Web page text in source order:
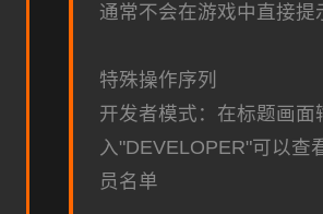
通常不会在游戏中直接提
特殊操作序列
开发者模式：在标题画面
入"DEVELOPER"可以查
员名单